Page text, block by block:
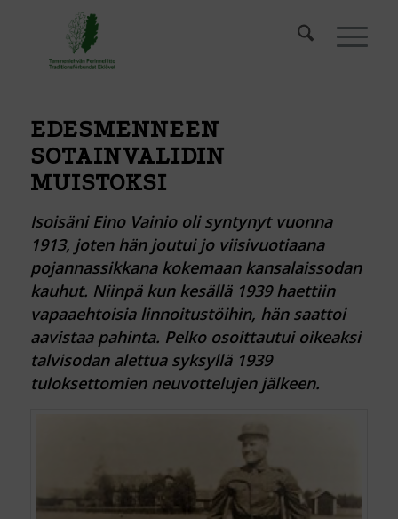
EDESMENNEEN
SOTAINVALIDIN
MUISTOKSI
Isoisäni Eino Vainio oli syntynyt vuonna
1913, joten hän joutui jo viisivuotiaana
pojannassikkana kokemaan kansalaissodan
kauhut. Niinpä kun kesällä 1939 haettiin
vapaaehtoisia linnoitustöihin, hän saattoi
aavistaa pahinta. Pelko osoittautui oikeaksi
talvisodan alettua syksyllä 1939
tuloksettomien neuvottelujen jälkeen.